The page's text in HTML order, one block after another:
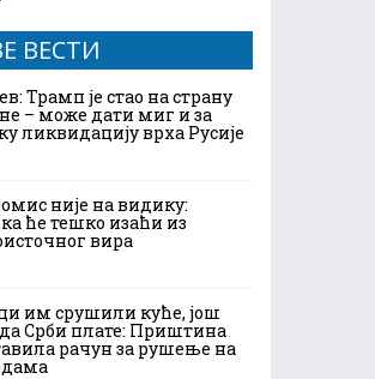
ВЕСТИ
Трамп је стао на страну
– може дати миг и за
ликвидацију врха Русије
није на видику:
ће тешко изаћи из
вира
им срушили куће, још
Срби плате: Приштина
рачун за рушење на